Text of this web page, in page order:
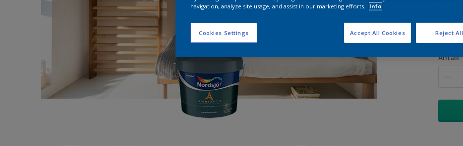
Antall
navigation, analyze site usage, and assist in our marketing efforts.
Info
Cookies Settings Reject All
Accept All Cookies